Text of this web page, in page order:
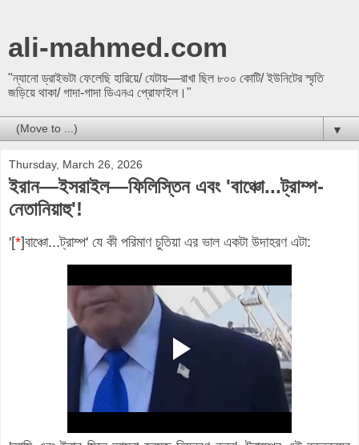
ali-mahmed.com
"ন্যানো ড্রাইভটা ফেলেছি হারিয়ে/ যেটায়—রাখা ছিল ৮০০ কোটি/ ইউনিটের স্মৃতি
জড়িয়ে থাকা/ গাদা-গাদা ডিএনএ প্রোফাইল।"
▼
Thursday, March 26, 2026
ইরান—ইসরাইল—ফিলিস্তিন এবং 'বাঞ্চো...ট্রাম্প-
নেতানিয়াহু'!
'[*]বাঞ্চো...ট্রাম্প' যে কী পরিমাণ চুতিয়া এর ভাল একটা উদাহরণ এটা: